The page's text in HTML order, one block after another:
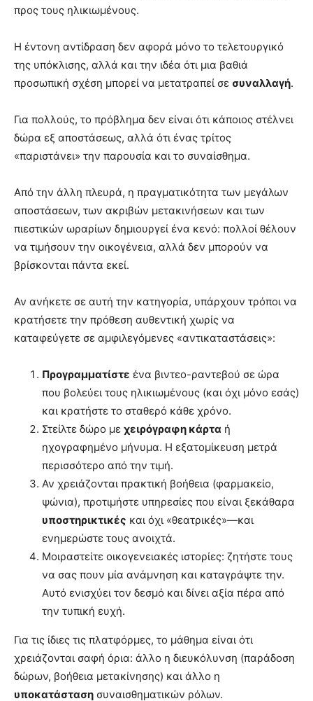
προς τους ηλικιωμένους.
Η έντονη αντίδραση δεν αφορά μόνο το τελετουργικό
της υπόκλισης, αλλά και την ιδέα ότι μια βαθιά
προσωπική σχέση μπορεί να μετατραπεί σε συναλλαγή.
Για πολλούς, το πρόβλημα δεν είναι ότι κάποιος στέλνει
δώρα εξ αποστάσεως, αλλά ότι ένας τρίτος
«παριστάνει» την παρουσία και το συναίσθημα.
Από την άλλη πλευρά, η πραγματικότητα των μεγάλων
αποστάσεων, των ακριβών μετακινήσεων και των
πιεστικών ωραρίων δημιουργεί ένα κενό: πολλοί θέλουν
να τιμήσουν την οικογένεια, αλλά δεν μπορούν να
βρίσκονται πάντα εκεί.
Αν ανήκετε σε αυτή την κατηγορία, υπάρχουν τρόποι να
κρατήσετε την πρόθεση αυθεντική χωρίς να
καταφεύγετε σε αμφιλεγόμενες «αντικαταστάσεις»:
Προγραμματίστε ένα βιντεο-ραντεβού σε ώρα
που βολεύει τους ηλικιωμένους (και όχι μόνο εσάς)
και κρατήστε το σταθερό κάθε χρόνο.
Στείλτε δώρο με χειρόγραφη κάρτα ή
ηχογραφημένο μήνυμα. Η εξατομίκευση μετρά
περισσότερο από την τιμή.
Αν χρειάζονται πρακτική βοήθεια (φαρμακείο,
ψώνια), προτιμήστε υπηρεσίες που είναι ξεκάθαρα
υποστηρικτικές και όχι «θεατρικές»—και
ενημερώστε τους ανοιχτά.
Μοιραστείτε οικογενειακές ιστορίες: ζητήστε τους
να σας πουν μία ανάμνηση και καταγράψτε την.
Αυτό ενισχύει τον δεσμό και δίνει αξία πέρα από
την τυπική ευχή.
Για τις ίδιες τις πλατφόρμες, το μάθημα είναι ότι
χρειάζονται σαφή όρια: άλλο η διευκόλυνση (παράδοση
δώρων, βοήθεια μετακίνησης) και άλλο η
υποκατάσταση συναισθηματικών ρόλων.